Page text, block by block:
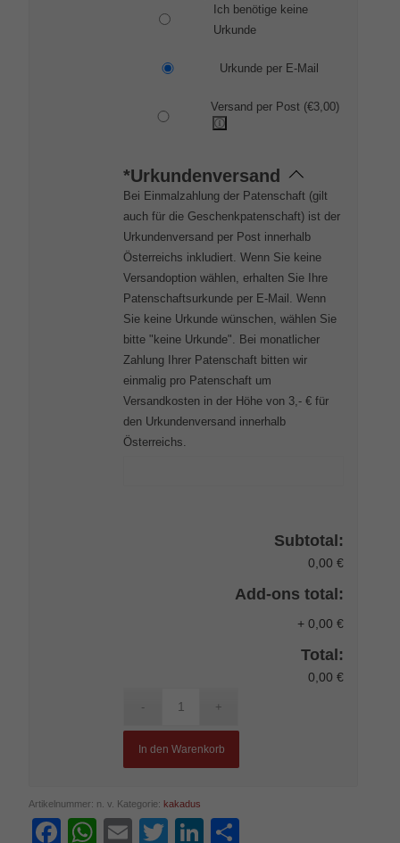
Ich benötige keine
Urkunde
Urkunde per E-Mail
Versand per Post(€3,00)
*Urkundenversand
Bei Einmalzahlung der Patenschaft (gilt
auch für die Geschenkpatenschaft) ist der
Urkundenversand per Post innerhalb
Österreichs inkludiert. Wenn Sie keine
Versandoption wählen, erhalten Sie Ihre
Patenschaftsurkunde per E-Mail. Wenn
Sie keine Urkunde wünschen, wählen Sie
bitte "keine Urkunde". Bei monatlicher
Zahlung Ihrer Patenschaft bitten wir
einmalig pro Patenschaft um
Versandkosten in der Höhe von 3,- € für
den Urkundenversand innerhalb
Österreichs.
Subtotal:
0,00 €
Add-ons total:
+ 0,00 €
Total:
0,00 €
In den Warenkorb
Artikelnummer: n. v. Kategorie: kakadus
Facebook
WhatsApp
EmailTwitterLinkedIn